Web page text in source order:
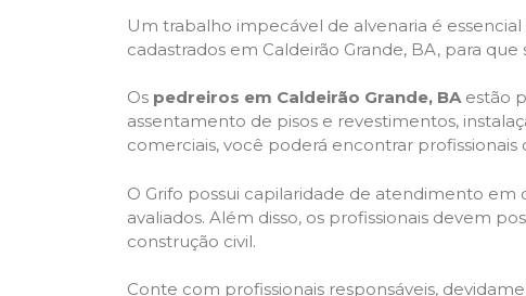
Um trabalho impecável de alvenaria é
cadastrados em Caldeirão Grande, BA, para
Os pedreiros em Caldeirão Grande, BAestão
assentamento de pisos e revestimentos,
comerciais, você poderá encontrar
O Grifo possui capilaridade de atendimento em
avaliados. Além disso, os profissionais devem
construção civil.
Conte com profissionais responsáveis,